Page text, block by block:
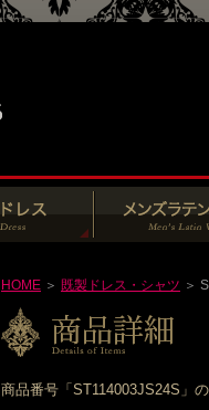
HOME ＞ 既製ドレス・シャツ ＞
商品番号「ST114003JS24S」